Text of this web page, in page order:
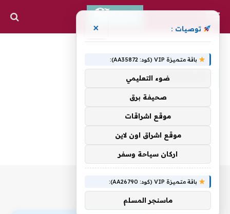
HOSPITALITY
توصيات : ×
باقة متميزة VIP (كود: AA35872):
ضوء التعليمي
صحيفة برق
موقع اشراقات
موقع اشراق اون لاين
اركان سياحة وسفر
باقة متميزة VIP (كود: AA26790):
ماسنجر المسلم